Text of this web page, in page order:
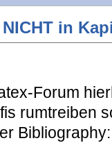
in
Forum
rumtreiben